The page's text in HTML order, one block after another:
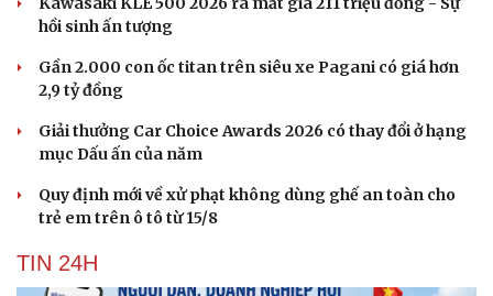
hồi sinh ấn tượng
Gần 2.000 con ốc titan trên siêu xe Pagani có giá hơn
2,9 tỷ đồng
Giải thưởng Car Choice Awards 2026 có thay đổi ở hạng
mục Dấu ấn của năm
Quy định mới về xử phạt không dùng ghế an toàn cho
trẻ em trên ô tô từ 15/8
TIN 24H